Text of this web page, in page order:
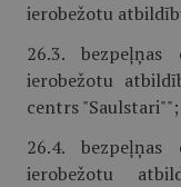
ierobežotu
26.3. bezpeļņas
ierobežotu
centrs "Saulstari"";
26.4. bezpeļņas
ierobežotu